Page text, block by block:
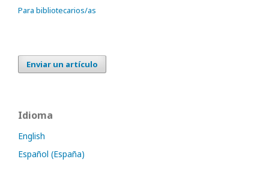
Para bibliotecarios/as
Enviar un artículo
Idioma
English
Español (España)